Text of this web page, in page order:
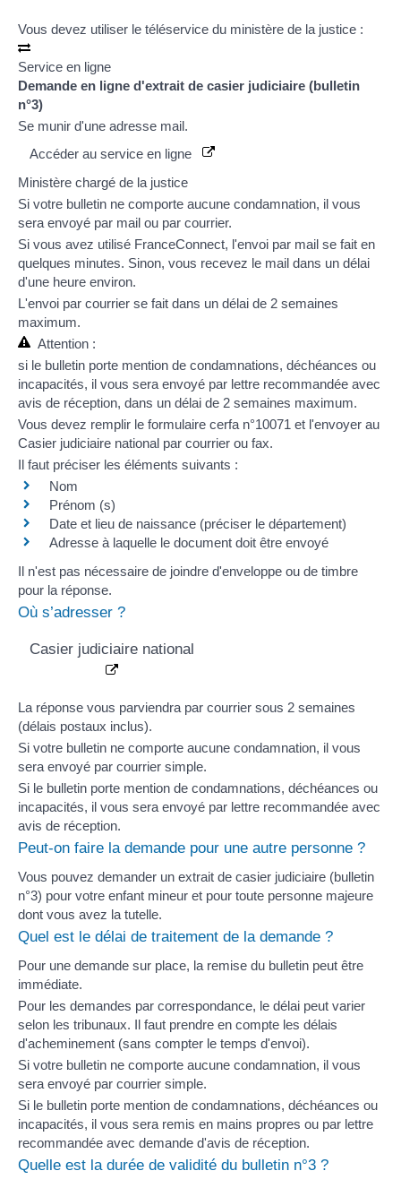
Vous devez utiliser le téléservice du ministère de la justice :
Service en ligne
Demande en ligne d'extrait de casier judiciaire (bulletin
n°3)
Se munir d'une adresse mail.
Accéder au service en ligne
Ministère chargé de la justice
Si votre bulletin ne comporte aucune condamnation, il vous
sera envoyé par mail ou par courrier.
Si vous avez utilisé FranceConnect, l'envoi par mail se fait en
quelques minutes. Sinon, vous recevez le mail dans un délai
d'une heure environ.
L'envoi par courrier se fait dans un délai de 2 semaines
maximum.
Attention :
si le bulletin porte mention de condamnations, déchéances ou
incapacités, il vous sera envoyé par lettre recommandée avec
avis de réception, dans un délai de 2 semaines maximum.
Vous devez remplir le formulaire cerfa n°10071 et l'envoyer au
Casier judiciaire national par courrier ou fax.
Il faut préciser les éléments suivants :
Nom
Prénom (s)
Date et lieu de naissance (préciser le département)
Adresse à laquelle le document doit être envoyé
Il n'est pas nécessaire de joindre d'enveloppe ou de timbre
pour la réponse.
Où s’adresser ?
Casier judiciaire national
La réponse vous parviendra par courrier sous 2 semaines
(délais postaux inclus).
Si votre bulletin ne comporte aucune condamnation, il vous
sera envoyé par courrier simple.
Si le bulletin porte mention de condamnations, déchéances ou
incapacités, il vous sera envoyé par lettre recommandée avec
avis de réception.
Peut-on faire la demande pour une autre personne ?
Vous pouvez demander un extrait de casier judiciaire (bulletin
n°3) pour votre enfant mineur et pour toute personne majeure
dont vous avez la tutelle.
Quel est le délai de traitement de la demande ?
Pour une demande sur place, la remise du bulletin peut être
immédiate.
Pour les demandes par correspondance, le délai peut varier
selon les tribunaux. Il faut prendre en compte les délais
d'acheminement (sans compter le temps d'envoi).
Si votre bulletin ne comporte aucune condamnation, il vous
sera envoyé par courrier simple.
Si le bulletin porte mention de condamnations, déchéances ou
incapacités, il vous sera remis en mains propres ou par lettre
recommandée avec demande d'avis de réception.
Quelle est la durée de validité du bulletin n°3 ?